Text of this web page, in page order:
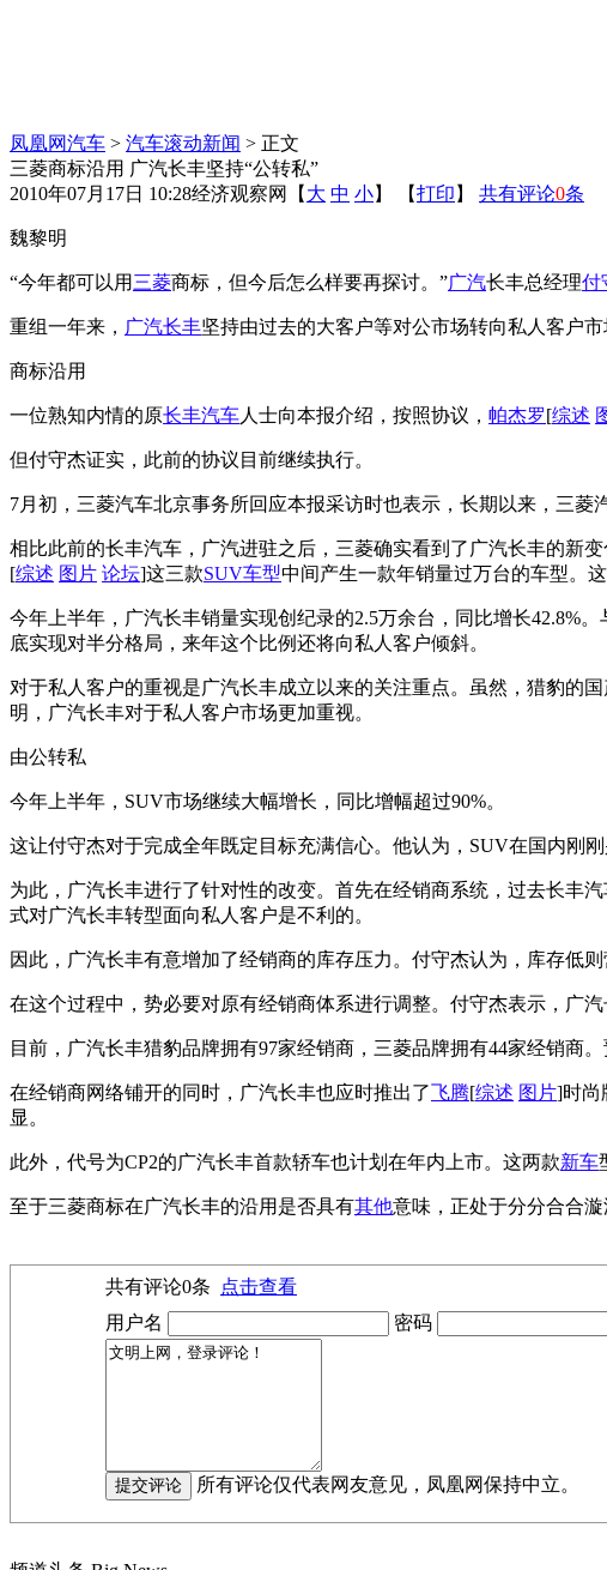
凤凰网汽车 > 汽车滚动新闻 > 正文
三菱商标沿用 广汽长丰坚持“公转私”
2010年07月17日 10:28经济观察网 【 大 中 小】 【打印 】 共有评论0条
魏黎明
“今年都可以用 三菱商标，但今后怎么样要再探讨。”广汽长丰总经理付
重组一年来， 广汽长丰坚持由过去的大客户等对公市场转向私人客户
商标沿用
一位熟知内情的原长丰汽车人士向本报介绍，按照协议， 帕杰罗[综述
但付守杰证实，此前的协议目前继续执行。
7月初，三菱汽车北京事务所回应本报采访时也表示，长期以来，三菱
相比此前的长丰汽车，广汽进驻之后，三菱确实看到了广汽长丰的新
[综述 图片 论坛]这三款SUV车型中间产生一款年销量过万台的车型。
今年上半年，广汽长丰销量实现创纪录的2.5万余台，同比增长42.8%
底实现对半分格局，来年这个比例还将向私人客户倾斜。
对于私人客户的重视是广汽长丰成立以来的关注重点。虽然，猎豹的
明，广汽长丰对于私人客户市场更加重视。
由公转私
今年上半年，SUV市场继续大幅增长，同比增幅超过90%。
这让付守杰对于完成全年既定目标充满信心。他认为，SUV在国内刚
为此，广汽长丰进行了针对性的改变。首先在经销商系统，过去长丰
式对广汽长丰转型面向私人客户是不利的。
因此，广汽长丰有意增加了经销商的库存压力。付守杰认为，库存低
在这个过程中，势必要对原有经销商体系进行调整。付守杰表示，广
目前，广汽长丰猎豹品牌拥有97家经销商，三菱品牌拥有44家经销商
在经销商网络铺开的同时，广汽长丰也应时推出了飞腾[综述 图片]时尚
显。
此外，代号为CP2的广汽长丰首款轿车也计划在年内上市。这两款新车
至于三菱商标在广汽长丰的沿用是否具有其他意味，正处于分分合合漩
共有评论0条
点击查看
用户名
密码
所有评论仅代表网友意见，凤凰网保持中立。